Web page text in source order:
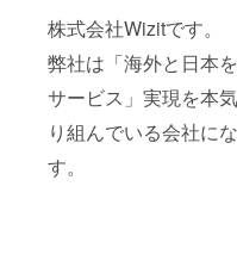
株式会社Wizitです。
弊社は「海外と日本
サービス」実現を本
り組んでいる会社に
す。